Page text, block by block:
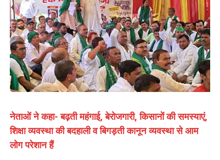
नेताओं ने कहा- बढ़ती महंगाई, बेरोजगारी, किसानों की समस्याएं,
शिक्षा व्यवस्था की बदहाली व बिगड़ती कानून व्यवस्था से आम
लोग परेशान हैं